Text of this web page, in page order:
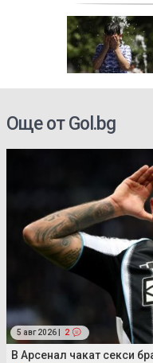
Още от Gol.bg
5 авг 2026 | 2
В Арсенал чакат секси